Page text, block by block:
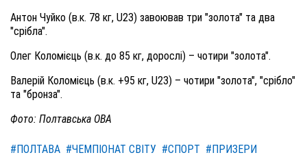
Антон Чуйко (в.к. 78 кг, U23) завоював три "золота" та два
"срібла".
Олег Коломієць (в.к. до 85 кг, дорослі) – чотири "золота".
Валерій Коломієць (в.к. +95 кг, U23) – чотири "золота", "срібло"
та "бронза".
Фото: Полтавська ОВА
#ПОЛТАВА #ЧЕМПІОНАТ СВІТУ #СПОРТ #ПРИЗЕРИ